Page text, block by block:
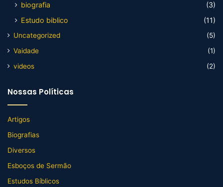
biografia
(3)
Estudo biblico
(11)
Uncategorized
(5)
Vaidade
(1)
videos
(2)
Nossas Políticas
Artigos
Biografias
Diversos
Esboços de Sermão
Estudos Bíblicos